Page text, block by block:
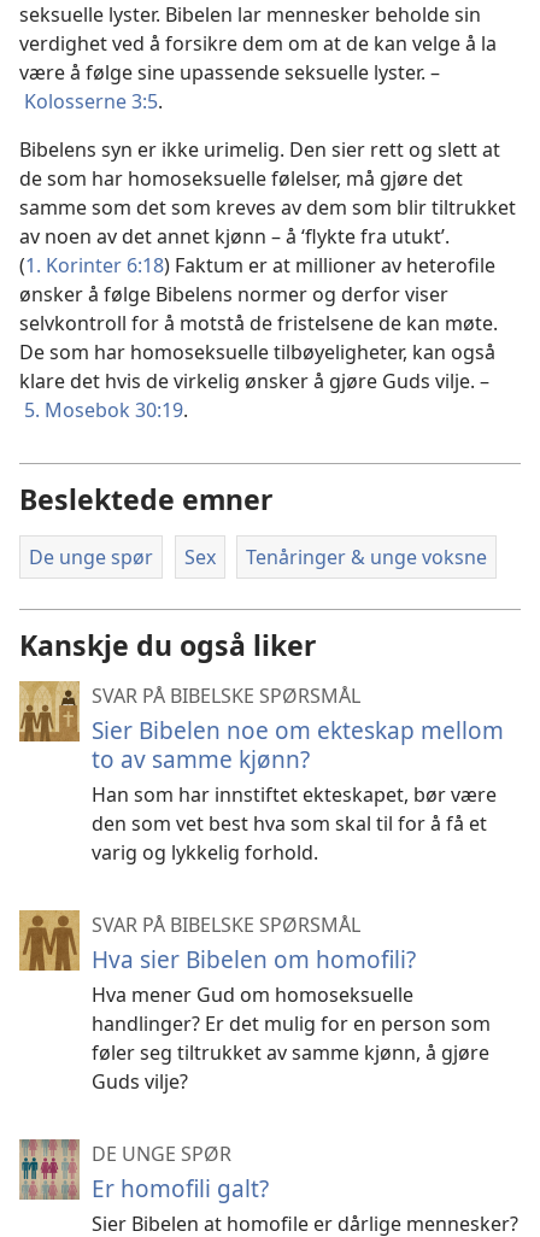
seksuelle lyster. Bibelen lar mennesker beholde sin
verdighet ved å forsikre dem om at de kan velge å la
være å følge sine upassende seksuelle lyster. –
Kolosserne 3:5.
Bibelens syn er ikke urimelig. Den sier rett og slett at
de som har homoseksuelle følelser, må gjøre det
samme som det som kreves av dem som blir tiltrukket
av noen av det annet kjønn – å ‘flykte fra utukt’.
(1. Korinter 6:18) Faktum er at millioner av heterofile
ønsker å følge Bibelens normer og derfor viser
selvkontroll for å motstå de fristelsene de kan møte.
De som har homoseksuelle tilbøyeligheter, kan også
klare det hvis de virkelig ønsker å gjøre Guds vilje. –
5. Mosebok 30:19.
Beslektede emner
De unge spør Sex Tenåringer & unge voksne
Kanskje du også liker
SVAR PÅ BIBELSKE SPØRSMÅL
Sier Bibelen noe om ekteskap mellom
to av samme kjønn?
Han som har innstiftet ekteskapet, bør være
den som vet best hva som skal til for å få et
varig og lykkelig forhold.
SVAR PÅ BIBELSKE SPØRSMÅL
Hva sier Bibelen om homofili?
Hva mener Gud om homoseksuelle
handlinger? Er det mulig for en person som
føler seg tiltrukket av samme kjønn, å gjøre
Guds vilje?
DE UNGE SPØR
Er homofili galt?
Sier Bibelen at homofile er dårlige mennesker?